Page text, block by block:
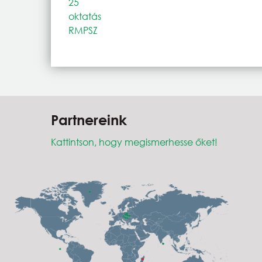
oktatás
RMPSZ
Partnereink
Kattintson, hogy megismerhesse őket!